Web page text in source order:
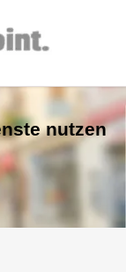
nutzen